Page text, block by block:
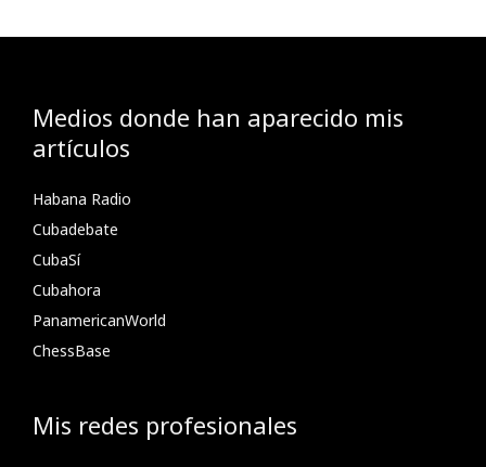
Medios donde han aparecido mis
artículos
Habana Radio
Cubadebate
CubaSí
Cubahora
PanamericanWorld
ChessBase
Mis redes profesionales